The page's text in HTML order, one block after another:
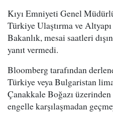
Kıyı Emniyeti Genel
Türkiye Ulaştırma ve
Bakanlık, mesai saatleri
yanıt vermedi.
Bloomberg tarafından
Türkiye veya Bulgaristan
Çanakkale Boğazı
engelle karşılaşmadan